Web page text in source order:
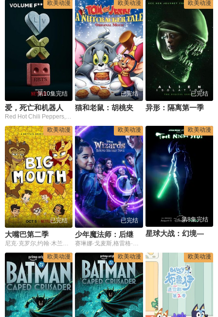
欧美动漫
第10集完结
Red Hot Chili Peppers,安东尼·凯迪斯,弗利,约翰·弗拉西特,查德·史密斯,艾米丽·奥布莱恩,费奥多尔·钱恩,彼得·迈克尔,素玛立·蒙塔诺
欧美动漫
已完结
欧美动漫
已完结
异形：隔离第一季
欧美动漫
已完结
大嘴巴第二季
尼克·克罗尔,约翰·木兰尼,杰茜·克莱因,杰森·曼楚克斯,珍妮·斯蕾特,弗莱德·阿米森,玛娅·鲁道夫,乔丹·皮尔,克里斯汀·贝尔,尼尔·凯西,杰西卡·查芬,安德鲁·达利,理查德·坎德,娜塔莎·雷昂,杰克·麦克布瑞尔,塞思·莫里斯,保拉·佩尔,安德鲁·兰内斯,克雷格·罗宾森,Heather,Lawless
欧美动漫
已完结
赛琳娜·戈麦斯,格雷格·萨克因
欧美动漫
第8集完结
星球大战：幻境—第九个绝地武士
欧美动漫 欧美动漫 欧美动漫